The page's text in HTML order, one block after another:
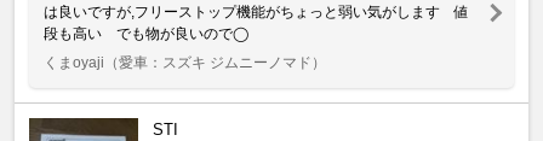
は良いですが,フリーストップ機能がちょっと弱い気がします 値
段も高い でも物が良いので◯
くまoyaji （愛車：スズキ ジムニーノマド）
STI